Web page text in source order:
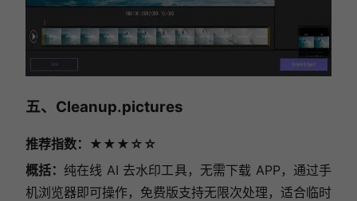
五、Cleanup.pictures
推荐指数：★★★☆☆
概括： 纯在线 AI 去水印工具，无需下载 APP，通过手
机浏览器即可操作，免费版支持无限次处理，适合临时